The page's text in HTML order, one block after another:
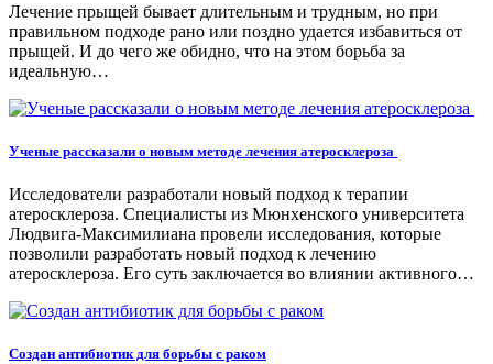
Лечение прыщей бывает длительным и трудным, но при
правильном подходе рано или поздно удается избавиться от
прыщей. И до чего же обидно, что на этом борьба за
идеальную…
Ученые рассказали о новым методе лечения атеросклероза
Исследователи разработали новый подход к терапии
атеросклероза. Специалисты из Мюнхенского университета
Людвига-Максимилиана провели исследования, которые
позволили разработать новый подход к лечению
атеросклероза. Его суть заключается во влиянии активного…
Создан антибиотик для борьбы с раком